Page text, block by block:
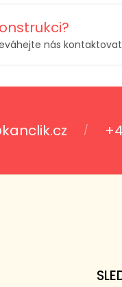
nás kontaktovat
/